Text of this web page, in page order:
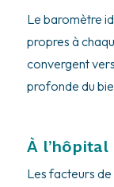
Le baromètre
propres à
convergent
profonde du
À l’hôpital
Les facteurs